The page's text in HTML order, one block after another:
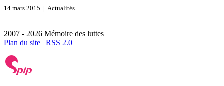
14 mars 2015 | Actualités
2007 - 2026 Mémoire des luttes
Plan du site | RSS 2.0